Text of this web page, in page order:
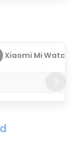
Xiaomi Mi Watch